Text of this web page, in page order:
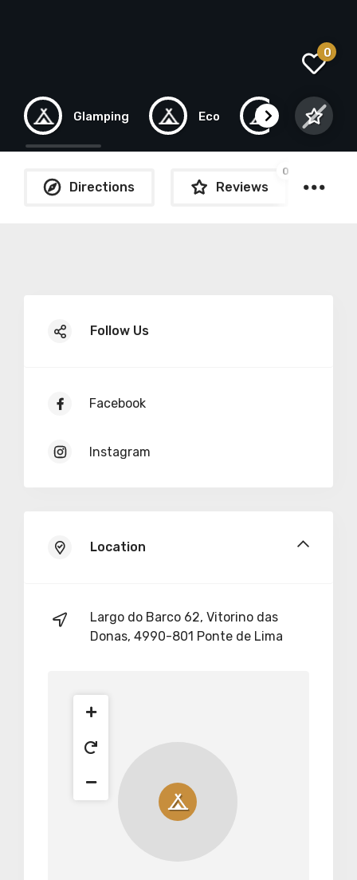
Glamping Eco Pods
0
Directions Reviews
0
Follow Us
Facebook
Instagram
Location
Largo do Barco 62, Vitorino das
Donas, 4990-801 Ponte de Lima